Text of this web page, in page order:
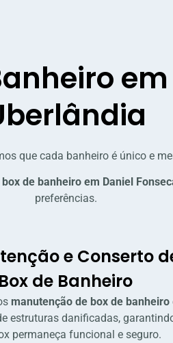
que cada banheiro é único e
box de banheiro em Daniel
preferências.
e Conserto
Box de Banheiro
manutenção de box de banheiro
estruturas danificadas,
permaneça funcional e seguro.